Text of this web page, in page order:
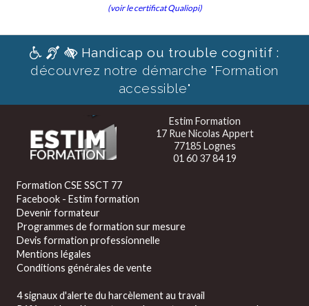
(voir le certificat Qualiopi)
Handicap ou trouble cognitif :
découvrez notre démarche "Formation
accessible"
Estim Formation
17 Rue Nicolas Appert
77185 Lognes
01 60 37 84 19
Formation CSE SSCT 77
Facebook - Estim formation
Devenir formateur
Programmes de formation sur mesure
Devis formation professionnelle
Mentions légales
Conditions générales de vente
4 signaux d'alerte du harcèlement au travail